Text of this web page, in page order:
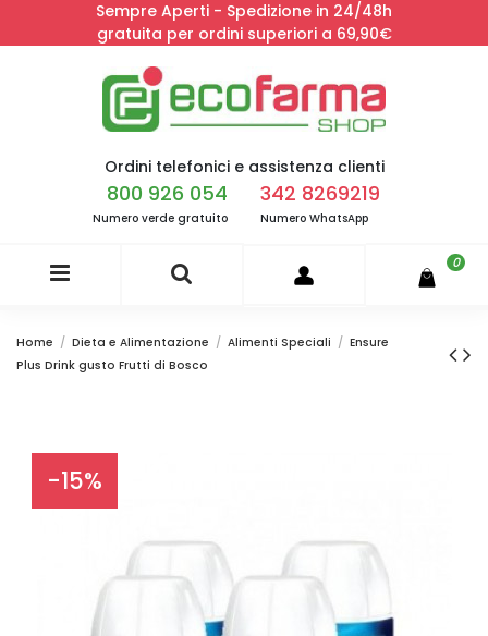
Sempre Aperti - Spedizione in 24/48h
gratuita per ordini superiori a 69,90€
Ordini telefonici e assistenza clienti
800 926 054
Numero verde gratuito
342 8269219
Numero WhatsApp
0
Home Dieta e Alimentazione Alimenti Speciali
Ensure
Plus Drink gusto Frutti di Bosco
-15%